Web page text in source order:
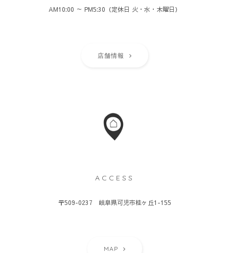
AM10:00 ～ PM5:30（定休日 火・水・木曜日）
店舗情報
ACCESS
〒509-0237 岐阜県可児市桂ヶ丘1-155
MAP